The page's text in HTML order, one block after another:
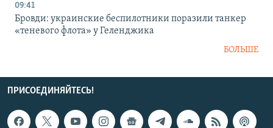
09:41
Бровди: украинские беспилотники поразили танкер
«теневого флота» у Геленджика
БОЛЬШЕ
ПРИСОЕДИНЯЙТЕСЬ!